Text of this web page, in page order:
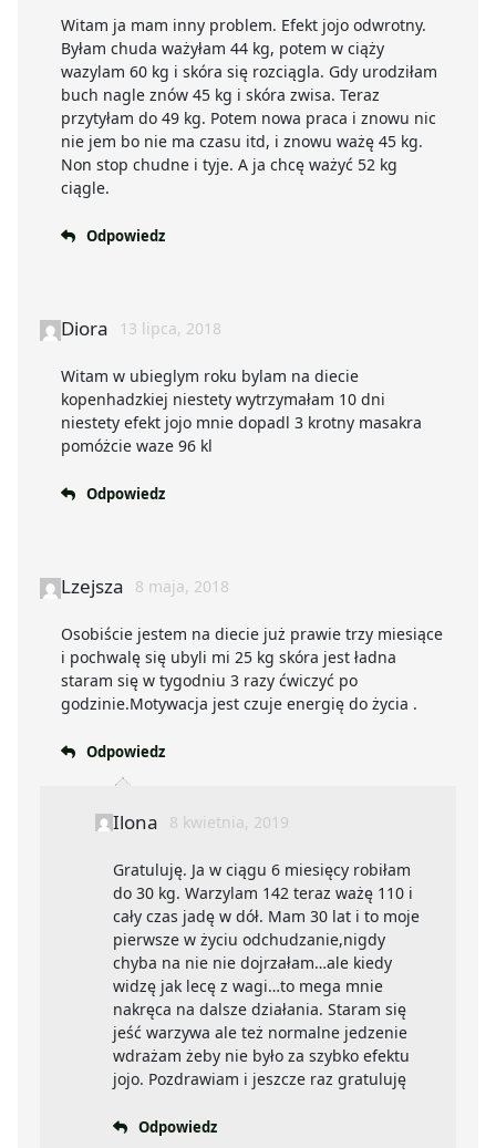
Witam ja mam inny problem. Efekt jojo odwrotny.
Byłam chuda ważyłam 44 kg, potem w ciąży
wazylam 60 kg i skóra się rozciągla. Gdy urodziłam
buch nagle znów 45 kg i skóra zwisa. Teraz
przytyłam do 49 kg. Potem nowa praca i znowu nic
nie jem bo nie ma czasu itd, i znowu ważę 45 kg.
Non stop chudne i tyje. A ja chcę ważyć 52 kg
ciągle.
Odpowiedz
Diora 13 lipca, 2018
Witam w ubieglym roku bylam na diecie
kopenhadzkiej niestety wytrzymałam 10 dni
niestety efekt jojo mnie dopadl 3 krotny masakra
pomóżcie waze 96 kl
Odpowiedz
Lzejsza 8 maja, 2018
Osobiście jestem na diecie już prawie trzy miesiące
i pochwalę się ubyli mi 25 kg skóra jest ładna
staram się w tygodniu 3 razy ćwiczyć po
godzinie.Motywacja jest czuje energię do życia .
Odpowiedz
Ilona 8 kwietnia, 2019
Gratuluję. Ja w ciągu 6 miesięcy robiłam
do 30 kg. Warzylam 142 teraz ważę 110 i
cały czas jadę w dół. Mam 30 lat i to moje
pierwsze w życiu odchudzanie,nigdy
chyba na nie nie dojrzałam…ale kiedy
widzę jak lecę z wagi…to mega mnie
nakręca na dalsze działania. Staram się
jeść warzywa ale też normalne jedzenie
wdrażam żeby nie było za szybko efektu
jojo. Pozdrawiam i jeszcze raz gratuluję
Odpowiedz